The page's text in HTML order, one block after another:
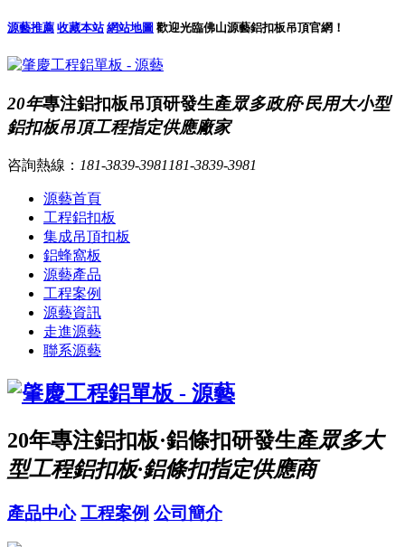
源藝推薦 收藏本站 網站地圖 歡迎光臨佛山源藝鋁扣板吊頂官網！
20年專注鋁扣板吊頂研發生產眾多政府·民用大小型
鋁扣板吊頂工程指定供應廠家
咨詢熱線： 181-3839-3981 181-3839-3981
源藝首頁
工程鋁扣板
集成吊頂扣板
鋁蜂窩板
源藝產品
工程案例
源藝資訊
走進源藝
聯系源藝
20年專注鋁扣板·鋁條扣研發生產眾多大
型工程鋁扣板·鋁條扣指定供應商
產品中心 工程案例 公司簡介